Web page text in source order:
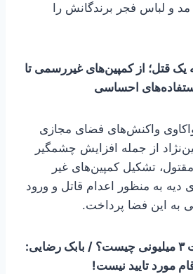
و لباس فجر برندگانش را
قتل؛ از کمپین‌های غیررسمی تا
احساسی
واکنش‌های فضای مجازی
از جمله افزایش چشمگیر
تشکیل کمپین‌های غیر
به منظور اعدام قاتل و ورود
به این فضا پرداخت.
ماجرای بلیت کنسرت ۳ میلیونی چیست؟ / بابک رضایی:
مورد تایید نیست!